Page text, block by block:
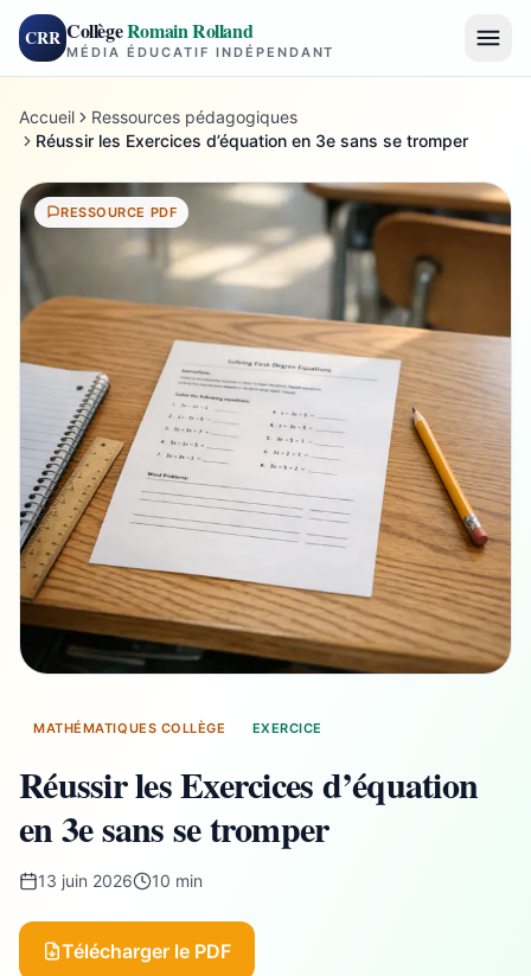
CRR CollègeRomain Rolland
MÉDIA ÉDUCATIF INDÉPENDANT
Accueil
Ressources pédagogiques
Réussir les Exercices d’équation en 3e sans se tromper
RESSOURCE PDF
MATHÉMATIQUES COLLÈGE EXERCICE
Réussir les Exercices d’équation
en 3e sans se tromper
13 juin 2026 10 min
Télécharger le PDF